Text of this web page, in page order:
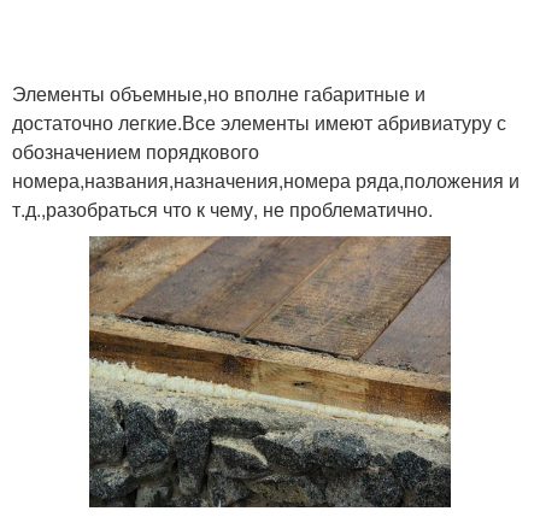
Элементы объемные,но вполне габаритные и
достаточно легкие.Все элементы имеют абривиатуру с
обозначением порядкового
номера,названия,назначения,номера ряда,положения и
т.д.,разобраться что к чему, не проблематично.